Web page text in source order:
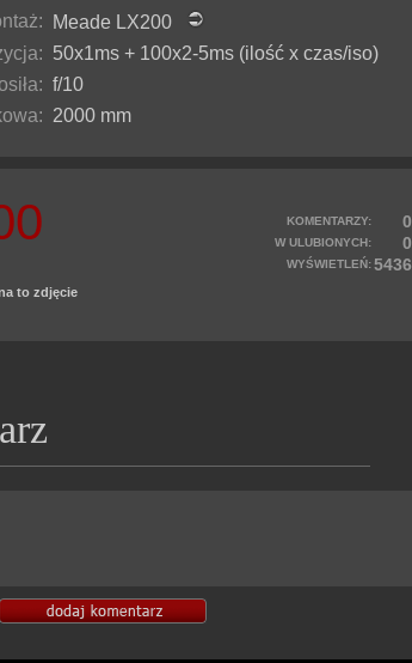
Meade LX200
50x1ms + 100x2-5ms (ilość x czas/iso)
f/10
2000 mm
to zdjęcie
KOMENTARZY: 0
W ULUBIONYCH: 0
WYŚWIETLEŃ:5436